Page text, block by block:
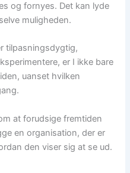
og fornyes. Det kan lyde
muligheden.
tilpasningsdygtig,
er I ikke bare
uanset hvilken
at forudsige fremtiden
en organisation, der er
den viser sig at se ud.